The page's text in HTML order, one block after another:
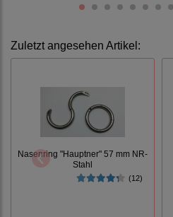
Zuletzt angesehen Artikel:
Nasenring "Hauptner" 57 mm NR-
Stahl
(12)